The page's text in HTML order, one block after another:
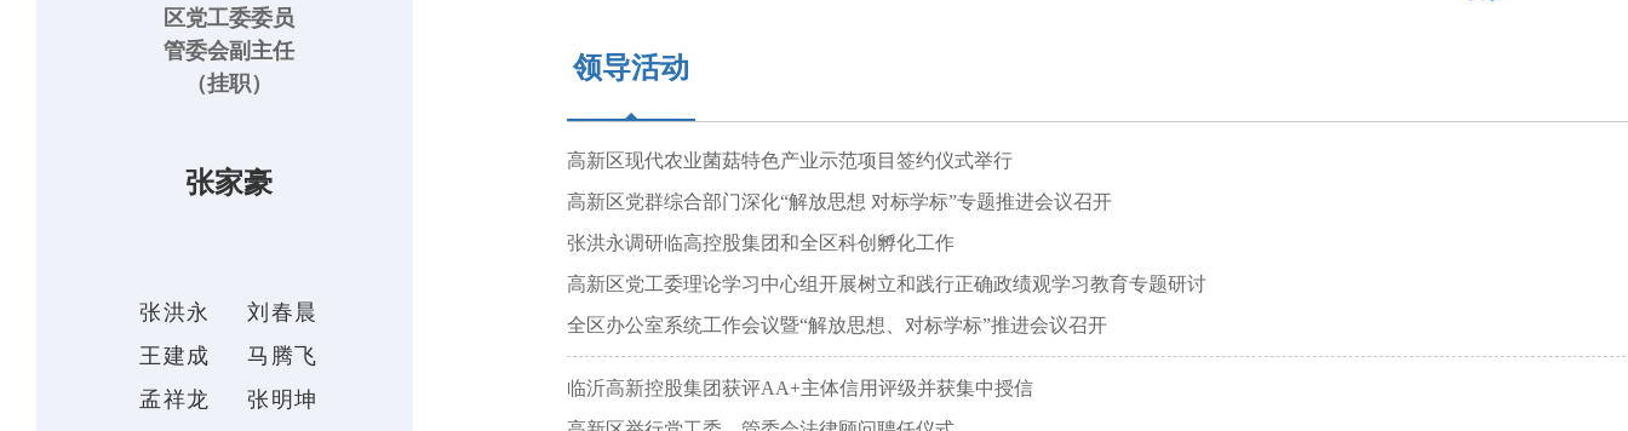
区党工委委员
管委会副主任
（挂职）
张家豪
张洪永
刘春晨
王建成
马腾飞
孟祥龙
张明坤
领导活动
高新区现代农业菌菇特色产业示范项目签约仪式举行
高新区党群综合部门深化“解放思想 对标学标”专题推进会议召开
张洪永调研临高控股集团和全区科创孵化工作
高新区党工委理论学习中心组开展树立和践行正确政绩观学习教育专题研讨
全区办公室系统工作会议暨“解放思想、对标学标”推进会议召开
临沂高新控股集团获评AA+主体信用评级并获集中授信